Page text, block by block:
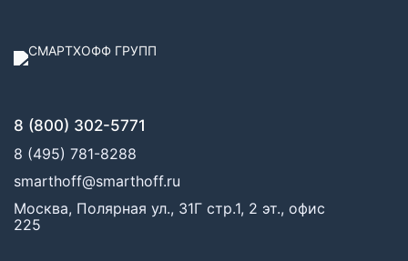
8 (800) 302-5771
8 (495) 781-8288
smarthoff@smarthoff.ru
Москва, Полярная ул., 31Г стр.1, 2 эт., офис
225